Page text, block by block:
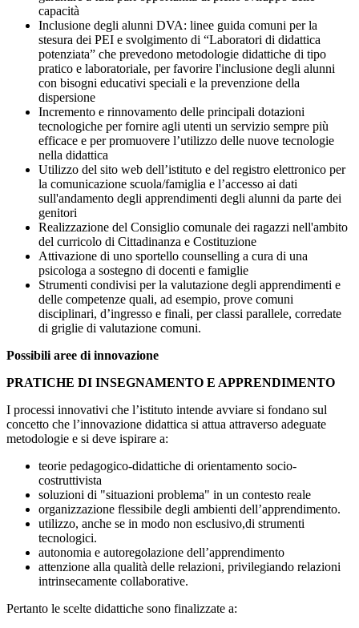
capacità
Inclusione degli alunni DVA: linee guida comuni per la
stesura dei PEI e svolgimento di “Laboratori di didattica
potenziata” che prevedono metodologie didattiche di tipo
pratico e laboratoriale, per favorire l'inclusione degli alunni
con bisogni educativi speciali e la prevenzione della
dispersione
Incremento e rinnovamento delle principali dotazioni
tecnologiche per fornire agli utenti un servizio sempre più
efficace e per promuovere l’utilizzo delle nuove tecnologie
nella didattica
Utilizzo del sito web dell’istituto e del registro elettronico per
la comunicazione scuola/famiglia e l’accesso ai dati
sull'andamento degli apprendimenti degli alunni da parte dei
genitori
Realizzazione del Consiglio comunale dei ragazzi nell'ambito
del curricolo di Cittadinanza e Costituzione
Attivazione di uno sportello counselling a cura di una
psicologa a sostegno di docenti e famiglie
Strumenti condivisi per la valutazione degli apprendimenti e
delle competenze quali, ad esempio, prove comuni
disciplinari, d’ingresso e finali, per classi parallele, corredate
di griglie di valutazione comuni.
Possibili aree di innovazione
PRATICHE DI INSEGNAMENTO E APPRENDIMENTO
I processi innovativi che l’istituto intende avviare si fondano sul
concetto che l’innovazione didattica si attua attraverso adeguate
metodologie e si deve ispirare a:
teorie pedagogico-didattiche di orientamento socio-
costruttivista
soluzioni di "situazioni problema" in un contesto reale
organizzazione flessibile degli ambienti dell’apprendimento.
utilizzo, anche se in modo non esclusivo,di strumenti
tecnologici.
autonomia e autoregolazione dell’apprendimento
attenzione alla qualità delle relazioni, privilegiando relazioni
intrinsecamente collaborative.
Pertanto le scelte didattiche sono finalizzate a: